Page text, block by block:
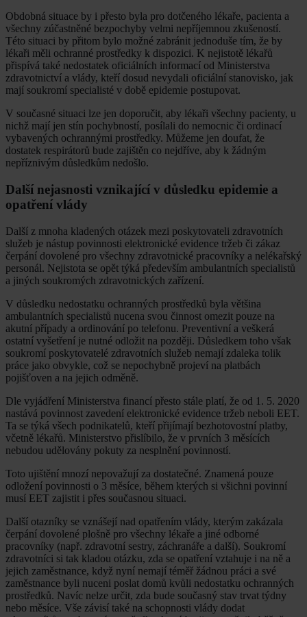
Obdobná situace by i přesto byla pro dotčeného lékaře, pacienta a
všechny zúčastněné bezpochyby velmi nepříjemnou zkušeností.
Této situaci by přitom bylo možné zabránit jednoduše tím, že by
lékaři měli ochranné prostředky k dispozici. K nejistotě lékařů
přispívá také nedostatek oficiálních informací od Ministerstva
zdravotnictví a vlády, kteří dosud nevydali oficiální stanovisko, jak
mají soukromí specialisté v době epidemie postupovat.
V současné situaci lze jen doporučit, aby lékaři všechny pacienty, u
nichž mají jen stín pochybností, posílali do nemocnic či ordinací
vybavených ochrannými prostředky. Můžeme jen doufat, že
dostatek respirátorů bude zajištěn co nejdříve, aby k žádným
nepříznivým důsledkům nedošlo.
Další nejasnosti vznikající v důsledku epidemie a
opatření vlády
Další z mnoha kladených otázek mezi poskytovateli zdravotních
služeb je nástup povinnosti elektronické evidence tržeb či zákaz
čerpání dovolené pro všechny zdravotnické pracovníky a nelékařský
personál. Nejistota se opět týká především ambulantních specialistů
a jiných soukromých zdravotnických zařízení.
V důsledku nedostatku ochranných prostředků byla většina
ambulantních specialistů nucena svou činnost omezit pouze na
akutní případy a ordinování po telefonu. Preventivní a veškerá
ostatní vyšetření je nutné odložit na později. Důsledkem toho však
soukromí poskytovatelé zdravotních služeb nemají zdaleka tolik
práce jako obvykle, což se nepochybně projeví na platbách
pojišťoven a na jejich odměně.
Dle vyjádření Ministerstva financí přesto stále platí, že od 1. 5. 2020
nastává povinnost zavedení elektronické evidence tržeb neboli EET.
Ta se týká všech podnikatelů, kteří přijímají bezhotovostní platby,
včetně lékařů. Ministerstvo přislíbilo, že v prvních 3 měsících
nebudou udělovány pokuty za nesplnění povinností.
Toto ujištění mnozí nepovažují za dostatečné. Znamená pouze
odložení povinnosti o 3 měsíce, během kterých si všichni povinní
musí EET zajistit i přes současnou situaci.
Další otazníky se vznášejí nad opatřením vlády, kterým zakázala
čerpání dovolené plošně pro všechny lékaře a jiné odborné
pracovníky (např. zdravotní sestry, záchranáře a další). Soukromí
zdravotníci si tak kladou otázku, zda se opatření vztahuje i na ně a
jejich zaměstnance, když nyní nemají téměř žádnou práci a své
zaměstnance byli nuceni poslat domů kvůli nedostatku ochranných
prostředků. Navíc nelze určit, zda bude současný stav trvat týdny
nebo měsíce. Vše závisí také na schopnosti vlády dodat